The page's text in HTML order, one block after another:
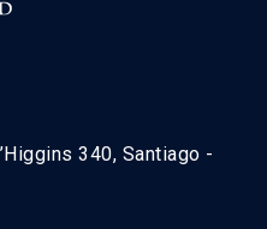
340, Santiago -